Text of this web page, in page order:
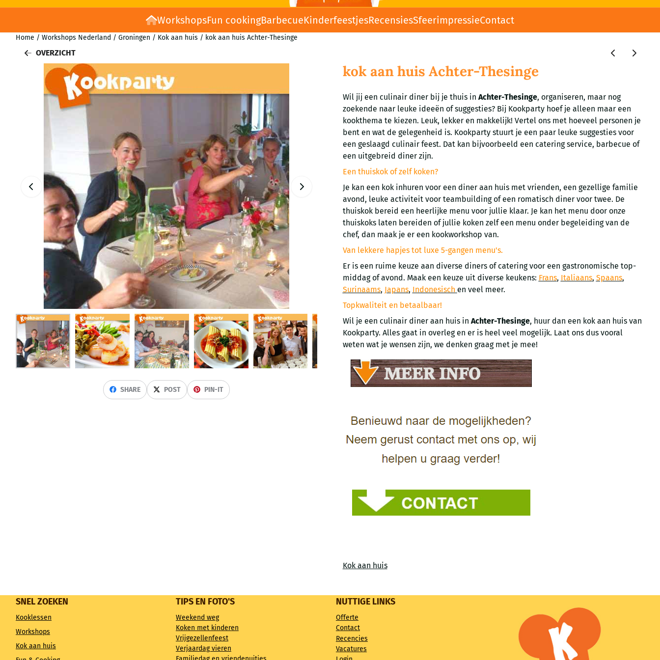
WorkshopsFun cookingBarbecueKinderfeestjesRecensiesSfeerimpressieContact
Home / Workshops Nederland / Groningen / Kok aan huis / kok aan huis Achter-Thesinge
OVERZICHT
SHARE POST PIN-IT
kok aan huis Achter-Thesinge
Wil jij een culinair diner bij je thuis in Achter-Thesinge, organiseren, maar nog
zoekende naar leuke ideeën of suggesties? Bij Kookparty hoef je alleen maar een
kookthema te kiezen. Leuk, lekker en makkelijk! Vertel ons met hoeveel personen je
bent en wat de gelegenheid is. Kookparty stuurt je een paar leuke suggesties voor
een geslaagd culinair feest. Dat kan bijvoorbeeld een catering service, barbecue of
een uitgebreid diner zijn.
Een thuiskok of zelf koken?
Je kan een kok inhuren voor een diner aan huis met vrienden, een gezellige familie
avond, leuke activiteit voor teambuilding of een romatisch diner voor twee. De
thuiskok bereid een heerlijke menu voor jullie klaar. Je kan het menu door onze
thuiskoks laten bereiden of jullie koken zelf een menu onder begeleiding van de
chef, dan maak je er een kookworkshop van.
Van lekkere hapjes tot luxe 5-gangen menu's.
Er is een ruime keuze aan diverse diners of catering voor een gastronomische top-
middag of avond. Maak een keuze uit diverse keukens: Frans, Italiaans, Spaans,
Surinaams, Japans, Indonesisch en veel meer.
Topkwaliteit en betaalbaar!
Wil je een culinair diner aan huis in Achter-Thesinge, huur dan een kok aan huis van
Kookparty. Alles gaat in overleg en er is heel veel mogelijk. Laat ons dus vooral
weten wat je wensen zijn, we denken graag met je mee!
Kok aan huis
SNEL ZOEKEN
Kooklessen
Workshops
Kok aan huis
TIPS EN FOTO'S
Weekend weg
Koken met kinderen
Vrijgezellenfeest
Verjaardag vieren
NUTTIGE LINKS
Offerte
Contact
Recencies
Vacatures